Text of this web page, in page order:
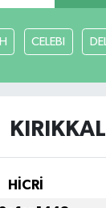
CELEBI
HİCRİ